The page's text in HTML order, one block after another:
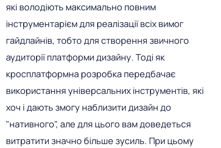
які володіють максимально повним
інструментарієм для реалізації всіх вимог
гайдлайнів, тобто для створення звичного
аудиторії платформи дизайну. Тоді як
кросплатформна розробка передбачає
використання універсальних інструментів, які
хоч і дають змогу наблизити дизайн до
"нативного", але для цього вам доведеться
витратити значно більше зусиль. При цьому